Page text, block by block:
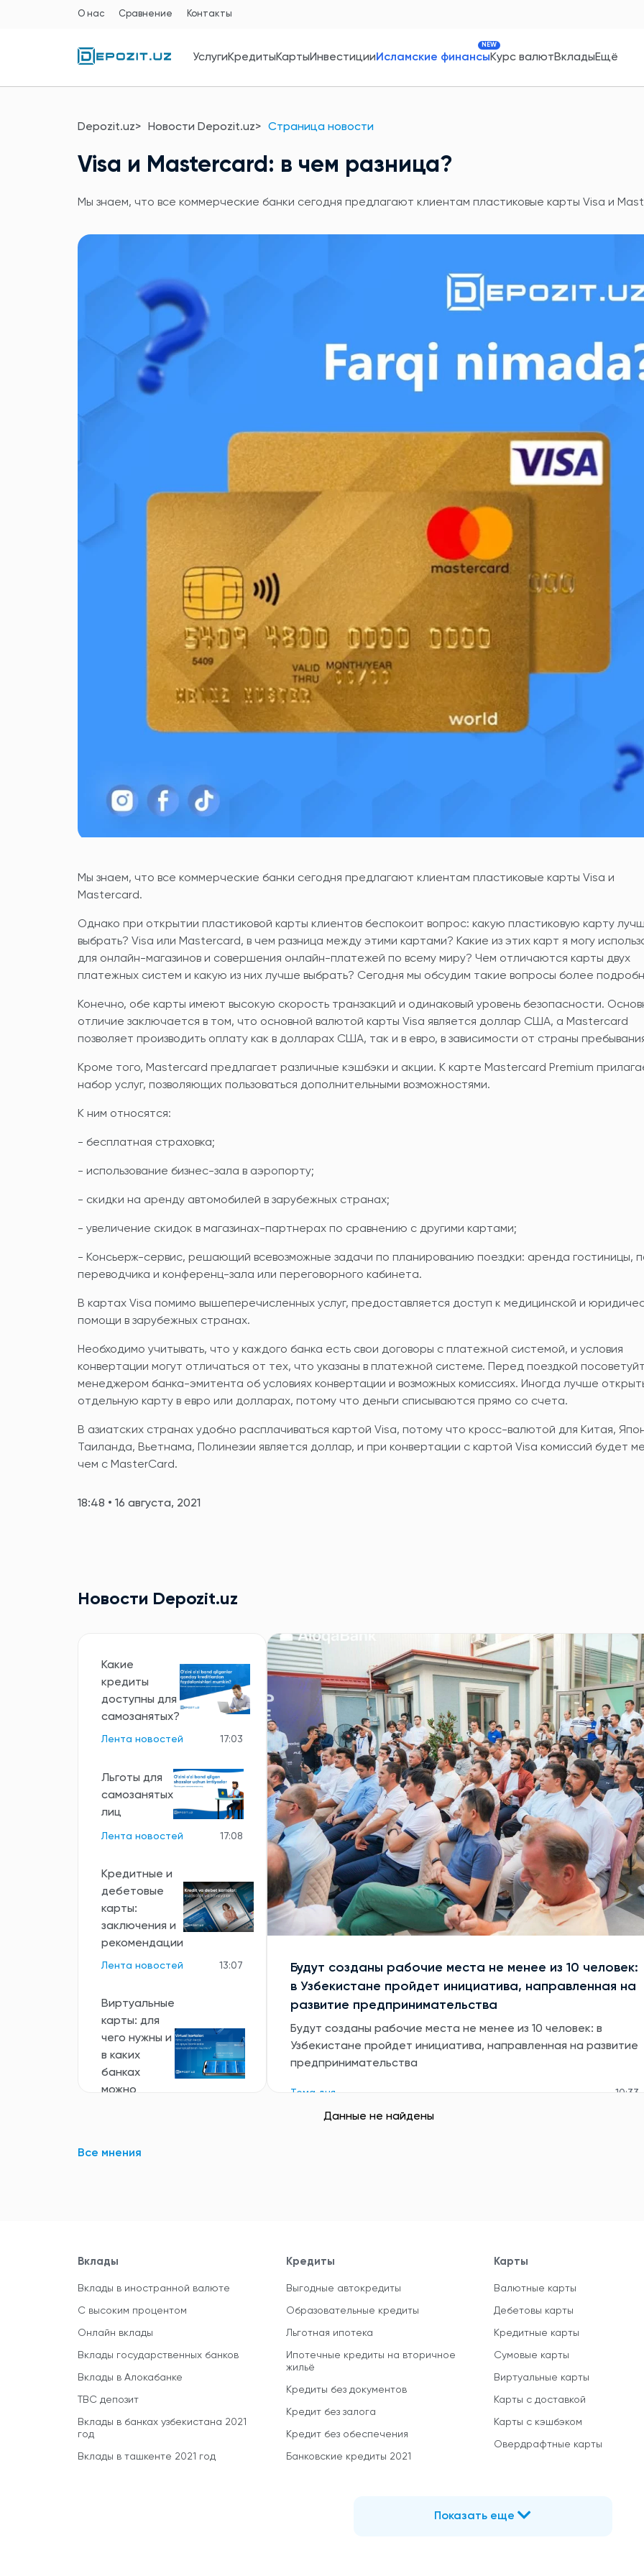
О нас Сравнение Контакты
УслугиКредитыКартыИнвестицииИсламские финансы
NEW
Курс валютВкладыЕщё
Depozit.uz Новости Depozit.uz Страница новости
Visa и Mastercard: в чем разница?
Мы знаем, что все коммерческие банки сегодня предлагают клиентам пластиковые карты Visa и
Мы знаем, что все коммерческие банки сегодня предлагают клиентам пластиковые карты Visa и
Mastercard.
Однако при открытии пластиковой карты клиентов беспокоит вопрос: какую пластиковую карту
выбрать? Visa или Mastercard, в чем разница между этими картами? Какие из этих карт я могу
для онлайн-магазинов и совершения онлайн-платежей по всему миру? Чем отличаются карты двух
платежных систем и какую из них лучше выбрать? Сегодня мы обсудим такие вопросы более
Конечно, обе карты имеют высокую скорость транзакций и одинаковый уровень безопасности.
отличие заключается в том, что основной валютой карты Visa является доллар США, а Mastercard
позволяет производить оплату как в долларах США, так и в евро, в зависимости от страны
Кроме того, Mastercard предлагает различные кэшбэки и акции. К карте Mastercard Premium
набор услуг, позволяющих пользоваться дополнительными возможностями.
К ним относятся:
- бесплатная страховка;
- использование бизнес-зала в аэропорту;
- скидки на аренду автомобилей в зарубежных странах;
- увеличение скидок в магазинах-партнерах по сравнению с другими картами;
- Консьерж-сервис, решающий всевозможные задачи по планированию поездки: аренда гостиницы,
переводчика и конференц-зала или переговорного кабинета.
В картах Visa помимо вышеперечисленных услуг, предоставляется доступ к медицинской и
помощи в зарубежных странах.
Необходимо учитывать, что у каждого банка есть свои договоры с платежной системой, и условия
конвертации могут отличаться от тех, что указаны в платежной системе. Перед поездкой
менеджером банка-эмитента об условиях конвертации и возможных комиссиях. Иногда лучше
отдельную карту в евро или долларах, потому что деньги списываются прямо со счета.
В азиатских странах удобно расплачиваться картой Visa, потому что кросс-валютой для Китая,
Таиланда, Вьетнама, Полинезии является доллар, и при конвертации с картой Visa комиссий будет
чем с MasterCard.
18:48 • 16 августа, 2021
Новости Depozit.uz
Какие
кредиты
доступны для
самозанятых?
Лента новостей 17:03
Льготы для
самозанятых
лиц
Лента новостей 17:08
Кредитные и
дебетовые
карты:
заключения и
рекомендации
Лента новостей 13:07
Виртуальные
карты: для
чего нужны и
в каких
банках
можно
Будут созданы рабочие места не менее из 10 человек:
в Узбекистане пройдет инициатива, направленная на
развитие предпринимательства
Будут созданы рабочие места не менее из 10 человек: в
Узбекистане пройдет инициатива, направленная на развитие
предпринимательства
Тема дня 10:33
Данные не найдены
Все мнения
Вклады
Вклады в иностранной валюте
С высоким процентом
Онлайн вклады
Вклады государственных банков
Вклады в Алокабанке
TBC депозит
Вклады в банках узбекистана 2021
год
Вклады в ташкенте 2021 год
Кредиты
Выгодные автокредиты
Образовательные кредиты
Льготная ипотека
Ипотечные кредиты на вторичное
жильё
Кредиты без документов
Кредит без залога
Кредит без обеспечения
Банковские кредиты 2021
Карты
Валютные карты
Дебетовы карты
Кредитные карты
Сумовые карты
Виртуальные карты
Карты с доставкой
Карты с кэшбэком
Овердрафтные карты
Показать еще